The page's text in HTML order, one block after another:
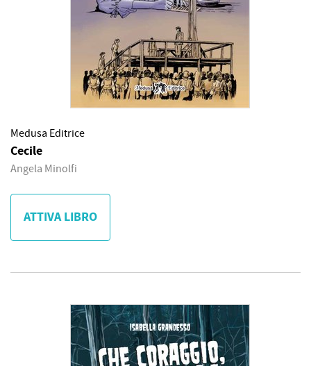
Medusa Editrice
Cecile
Angela Minolfi
ATTIVA LIBRO